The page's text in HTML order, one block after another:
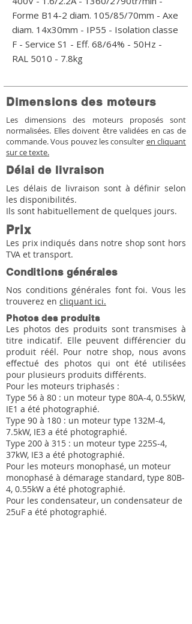
Forme B14-2 diam. 105/85/70mm - Axe
diam. 14x30mm - IP55 - Isolation classe
F - Service S1 - Eff. 68/64% - 50Hz -
RAL 5010 - 7.8kg
Dimensions des moteurs
Les dimensions des moteurs proposés sont
normalisées. Elles doivent être validées en cas de
commande. Vous pouvez les consulter en cliquant
sur ce texte.
Délai de livraison
Les délais de livraison sont à définir selon
les disponibilités.
Ils sont habituellement de quelques jours.
Prix
Les prix indiqués dans notre shop sont hors
TVA et transport.
Conditions générales
Nos conditions générales font foi. Vous les
trouverez en cliquant ici.
Photos des produits
Les photos des produits sont transmises à
titre indicatif. Elle peuvent différencier du
produit réél. Pour notre shop, nous avons
effectué des photos qui ont été utilisées
pour plusieurs produits différents.
Pour les moteurs triphasés :
Type 56 à 80 : un moteur type 80A-4, 0.55kW,
IE1 a été photographié.
Type 90 à 180 : un moteur type 132M-4,
7.5kW, IE3 a été photographié.
Type 200 à 315 : un moteur type 225S-4,
37kW, IE3 a été photographié.
Pour les moteurs monophasé, un moteur
monophasé à démarage standard, type 80B-
4, 0.55kW a été photographié.
Pour les condensateur, un condensateur de
25uF a été photographié.